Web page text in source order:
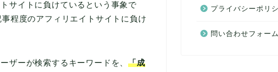
サイトに負けているという事象で
程度のアフィリエイトサイトに負け
ザーが検索するキーワードを、「成
プライバシーポリ
問い合わせフォーム